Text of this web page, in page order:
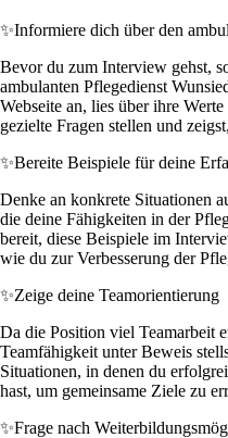
✨Informiere dich über den
Bevor du zum Interview gehst,
ambulanten Pflegedienst
Webseite an, lies über ihre
gezielte Fragen stellen und
✨Bereite Beispiele für deine
Denke an konkrete Situationen
die deine Fähigkeiten in der
bereit, diese Beispiele im
wie du zur Verbesserung der
✨Zeige deine Teamorientierung
Da die Position viel Teamarbeit
Teamfähigkeit unter Beweis
Situationen, in denen du
hast, um gemeinsame Ziele zu
✨Frage nach